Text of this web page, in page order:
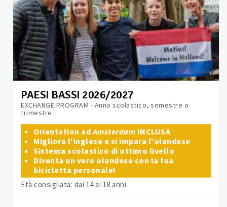
PAESI BASSI 2026/2027
EXCHANGE PROGRAM - Anno scolastico, semestre o
trimestre
Orientation adAmsterdam INCLUSA
Migliora l'inglese e si impara l'olandese
Sistema scolastico di ottimo livello
Diventa un vero olandese con la tua
bicicletta personale!
Età consigliata: dai 14 ai 18 anni